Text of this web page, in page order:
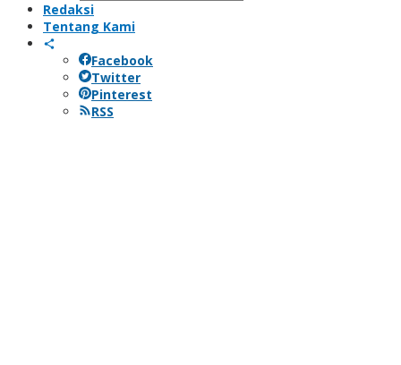
Redaksi
Tentang Kami
Facebook
Twitter
Pinterest
RSS